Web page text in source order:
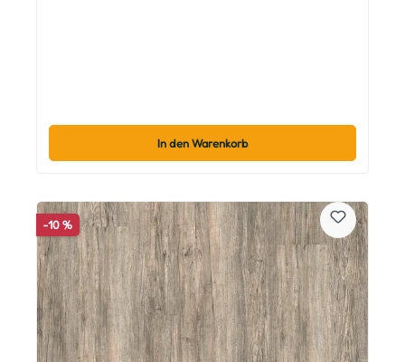
In den Warenkorb
-10 %